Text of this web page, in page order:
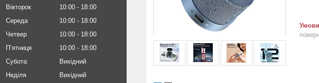
Вівторок
10:00
18:00
Середа
10:00
18:00
Четвер
10:00
18:00
Пʼятниця
10:00
18:00
Субота
Вихідний
Неділя
Вихідний